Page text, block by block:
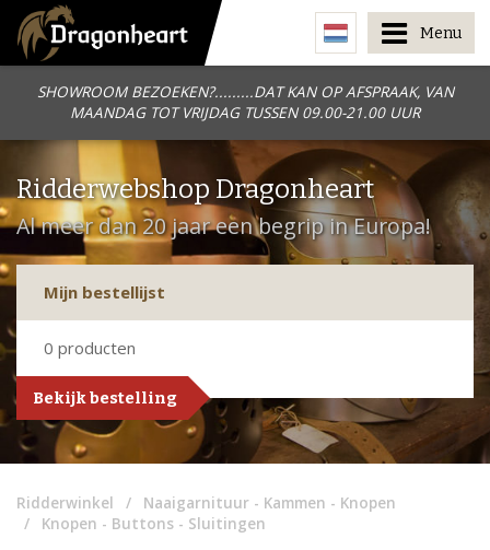
SHOWROOM BEZOEKEN?.........DAT KAN OP AFSPRAAK, VAN
MAANDAG TOT VRIJDAG TUSSEN 09.00-21.00 UUR
Menu
Ridderwebshop Dragonheart
Al meer dan 20 jaar een begrip in Europa!
Mijn bestellijst
0 producten
Bekijk bestelling
Ridderwinkel
Naaigarnituur - Kammen - Knopen
Knopen - Buttons - Sluitingen